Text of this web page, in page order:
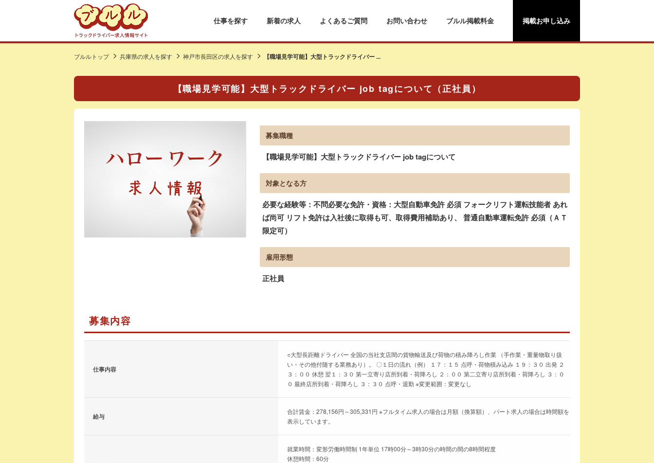
仕事を探す 新着の求人 よくあるご質問 お問い合わせ ブルル掲載料金 掲載お申し込み
ブルルトップ 兵庫県の求人を探す 神戸市長田区の求人を探す 【職場見学可能】大型トラックドライバー ...
【職場見学可能】大型トラックドライバー job tagについて（正社員）
募集職種
【職場見学可能】大型トラックドライバー job tagについて
対象となる方
必要な経験等：不問必要な免許・資格：大型自動車免許 必須 フォークリフト運転技能者 あれ
ば尚可 リフト免許は入社後に取得も可、取得費用補助あり、 普通自動車運転免許 必須（ＡＴ
限定可）
雇用形態
正社員
募集内容
仕事内容
○大型長距離ドライバー 全国の当社支店間の貨物輸送及び荷物の積み降ろし作業 （手作業・重量物取り扱
い・その他付随する業務あり）。 〇１日の流れ（例） １７：１５ 点呼・荷物積み込み １９：３０ 出発 ２
３：００ 休憩 翌１：３０ 第一立寄り店所到着・荷降ろし ２：００ 第二立寄り店所到着・荷降ろし ３：０
０ 最終店所到着・荷降ろし ３：３０ 点呼・退勤 ※変更範囲：変更なし
給与
合計賃金：278,156円～305,331円 ※フルタイム求人の場合は月額（換算額）、パート求人の場合は時間額を
表示しています。
就業時間：変形労働時間制 1年単位 17時00分～3時30分の時間の間の8時間程度
休憩時間：60分